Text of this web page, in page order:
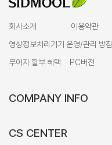
회사소개 이용약관
영상정보처리기기 운영/관리 방침
무이자 할부 혜택
PC버전
COMPANY INFO
CS CENTER